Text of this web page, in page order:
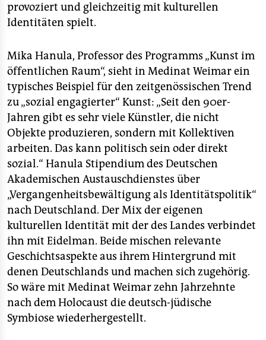
provoziert und gleichzeitig mit kulturellen
Identitäten spielt.
Mika Hanula, Professor des Programms „Kunst im
öffentlichen Raum“, sieht in Medinat Weimar ein
typisches Beispiel für den zeitgenössischen Trend
zu „sozial engagierter“ Kunst: „Seit den 90er-
Jahren gibt es sehr viele Künstler, die nicht
Objekte produzieren, sondern mit Kollektiven
arbeiten. Das kann politisch sein oder direkt
sozial.“ Hanula Stipendium des Deutschen
Akademischen Austauschdienstes über
„Vergangenheitsbewältigung als Identitätspolitik“
nach Deutschland. Der Mix der eigenen
kulturellen Identität mit der des Landes verbindet
ihn mit Eidelman. Beide mischen relevante
Geschichtsaspekte aus ihrem Hintergrund mit
denen Deutschlands und machen sich zugehörig.
So wäre mit Medinat Weimar zehn Jahrzehnte
nach dem Holocaust die deutsch-jüdische
Symbiose wiederhergestellt.